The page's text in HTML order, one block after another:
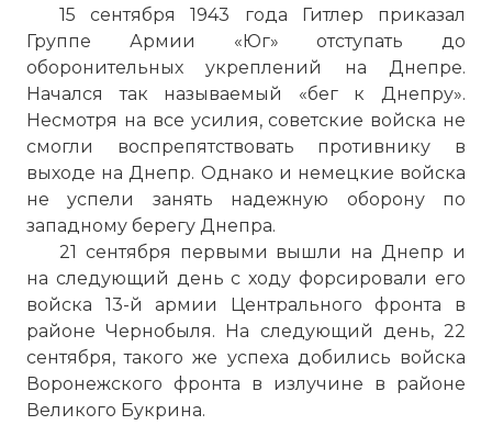
15 сентября 1943 года Гитлер приказал
Группе Армии «Юг» отступать до
оборонительных укреплений на Днепре.
Начался так называемый «бег к Днепру».
Несмотря на все усилия, советские войска не
смогли воспрепятствовать противнику в
выходе на Днепр. Однако и немецкие войска
не успели занять надежную оборону по
западному берегу Днепра.
21 сентября первыми вышли на Днепр и
на следующий день с ходу форсировали его
войска 13-й армии Центрального фронта в
районе Чернобыля. На следующий день, 22
сентября, такого же успеха добились войска
Воронежского фронта в излучине в районе
Великого Букрина.